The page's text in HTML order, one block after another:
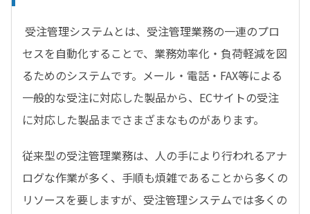
受注管理システムとは、受注管理業務の一連のプロ
セスを自動化することで、業務効率化・負荷軽減を図
るためのシステムです。メール・電話・FAX等による
一般的な受注に対応した製品から、ECサイトの受注
に対応した製品までさまざまなものがあります。
従来型の受注管理業務は、人の手により行われるアナ
ログな作業が多く、手順も煩雑であることから多くの
リソースを要しますが、受注管理システムでは多くの